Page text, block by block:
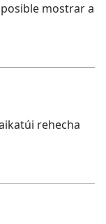
mostrar a
rehecha